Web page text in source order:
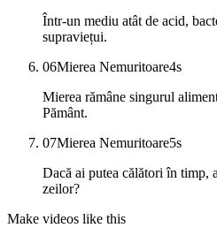
Într-un mediu atât de acid,
supraviețui.
06Mierea Nemuritoare4s
Mierea rămâne singurul
Pământ.
07Mierea Nemuritoare5s
Dacă ai putea călători în timp,
zeilor?
Make videos like this